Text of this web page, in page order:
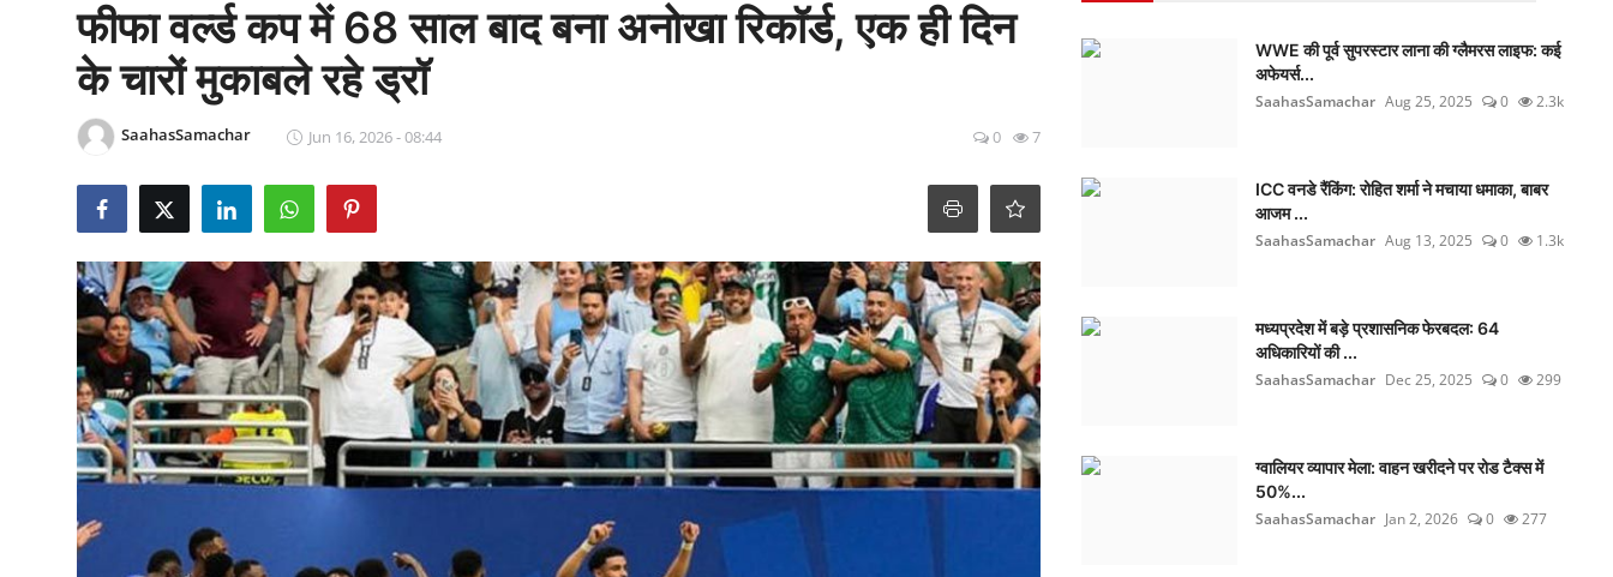
Epaper
फीफा वर्ल्ड कप में 68 साल बाद बना अनोखा रिकॉर्ड, एक ही दिन
के चारों मुकाबले रहे ड्रॉ
SaahasSamachar Jun 16, 2026 - 08:44 0 7
WWE की पूर्व सुपरस्टार लाना की ग्लैमरस लाइफ: कई
अफेयर्स...
SaahasSamachar Aug 25, 2025 0 2.3k
ICC वनडे रैंकिंग: रोहित शर्मा ने मचाया धमाका, बाबर
आजम ...
SaahasSamachar Aug 13, 2025 0 1.3k
मध्यप्रदेश में बड़े प्रशासनिक फेरबदल: 64
अधिकारियों की ...
SaahasSamachar Dec 25, 2025 0 299
ग्वालियर व्यापार मेला: वाहन खरीदने पर रोड टैक्स में
50%...
SaahasSamachar Jan 2, 2026 0 277